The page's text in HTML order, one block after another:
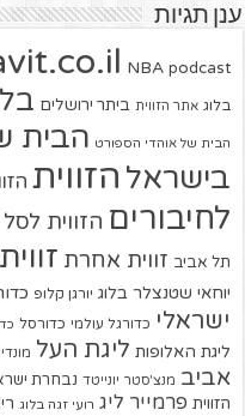
ענן תגיות
NBA podcast
בלוג אתר הזווית ביתר ירושלים
הבית של אוהדי הספורט הבית
בישראל הזווית
לחיבורים הזווית לסל
תל אביב זווית אחרת
יוחאי שטנצלר בלוג יורגן קלופ
ישראלי כדורגל עולמי כדורסל
ליגת האלופות ליגת העל
אביב מנצ'סטר יונייטד נבחרת
הזווית פרמייר ליג רועי זגה בלוג